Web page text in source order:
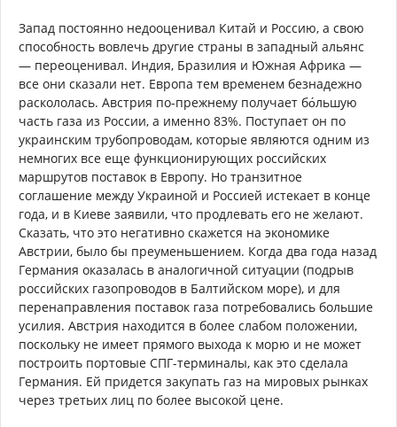
Запад постоянно недооценивал Китай и Россию, а свою
способность вовлечь другие страны в западный альянс
— переоценивал. Индия, Бразилия и Южная Африка —
все они сказали нет. Европа тем временем безнадежно
раскололась. Австрия по-прежнему получает бо́льшую
часть газа из России, а именно 83%. Поступает он по
украинским трубопроводам, которые являются одним из
немногих все еще функционирующих российских
маршрутов поставок в Европу. Но транзитное
соглашение между Украиной и Россией истекает в конце
года, и в Киеве заявили, что продлевать его не желают.
Сказать, что это негативно скажется на экономике
Австрии, было бы преуменьшением. Когда два года назад
Германия оказалась в аналогичной ситуации (подрыв
российских газопроводов в Балтийском море), и для
перенаправления поставок газа потребовались большие
усилия. Австрия находится в более слабом положении,
поскольку не имеет прямого выхода к морю и не может
построить портовые СПГ-терминалы, как это сделала
Германия. Ей придется закупать газ на мировых рынках
через третьих лиц по более высокой цене.